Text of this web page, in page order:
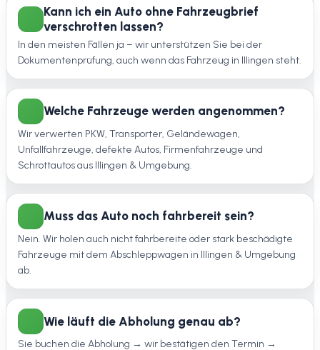
Kann ich ein Auto ohne Fahrzeugbrief
verschrotten lassen?
In den meisten Fällen ja – wir unterstützen Sie bei der
Dokumentenprüfung, auch wenn das Fahrzeug in Illingen steht.
Welche Fahrzeuge werden angenommen?
Wir verwerten PKW, Transporter, Geländewagen,
Unfallfahrzeuge, defekte Autos, Firmenfahrzeuge und
Schrottautos aus Illingen & Umgebung.
Muss das Auto noch fahrbereit sein?
Nein. Wir holen auch nicht fahrbereite oder stark beschädigte
Fahrzeuge mit dem Abschleppwagen in Illingen & Umgebung
ab.
Wie läuft die Abholung genau ab?
Sie buchen die Abholung → wir bestätigen den Termin →